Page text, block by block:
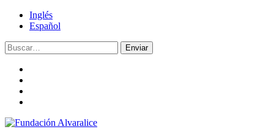
Inglés
Español
Enviar